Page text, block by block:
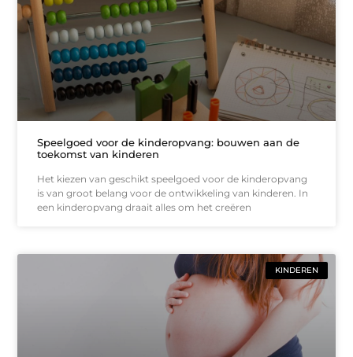
Speelgoed voor de kinderopvang: bouwen aan de
toekomst van kinderen
Het kiezen van geschikt speelgoed voor de kinderopvang
is van groot belang voor de ontwikkeling van kinderen. In
een kinderopvang draait alles om het creëren
KINDEREN